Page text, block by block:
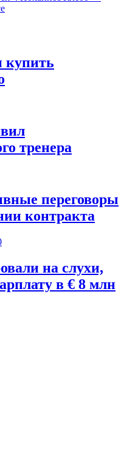
купить
тренера
переговоры
контракта
на слухи,
в € 8 млн